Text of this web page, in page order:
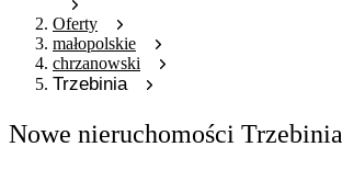
Oferty
małopolskie
chrzanowski
Trzebinia
Nowe nieruchomości Trzebinia